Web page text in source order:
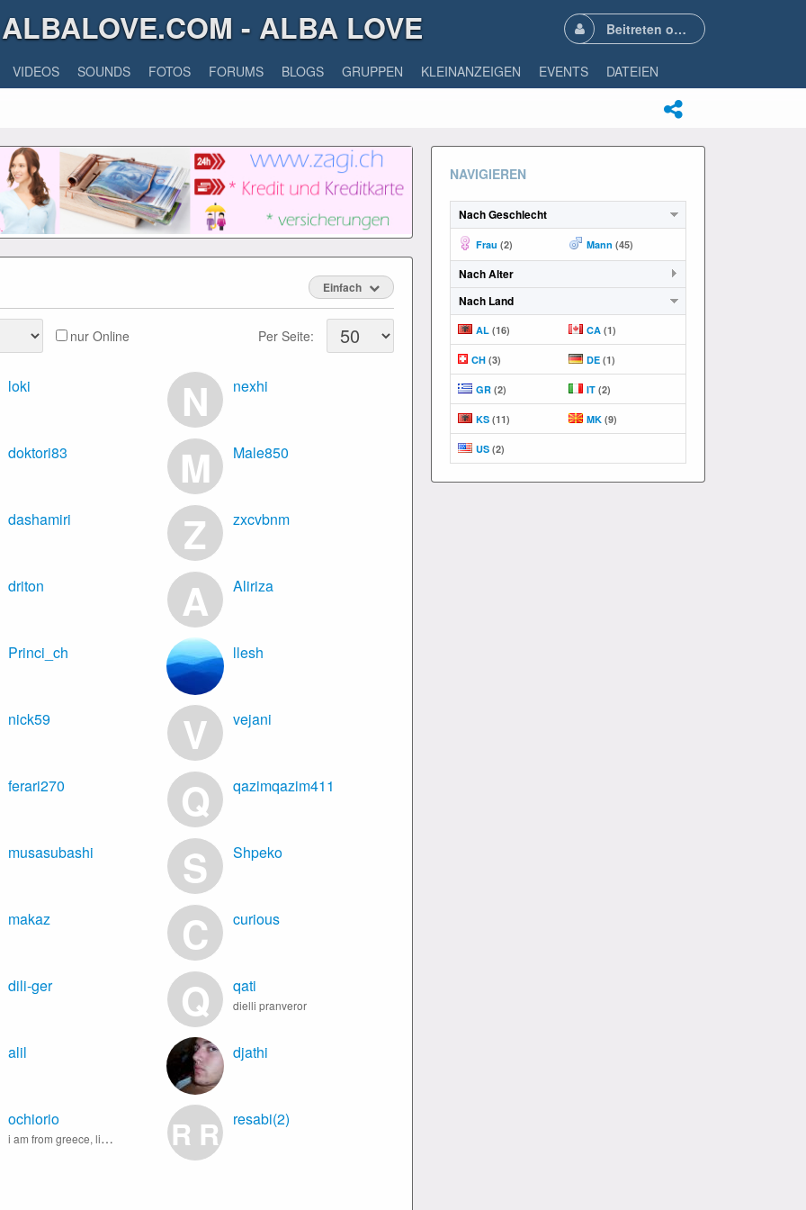
ALBALOVE.COM - ALBA LOVE Beitreten oder Anmelden
VIDEOS SOUNDS FOTOS FORUMS BLOGS GRUPPEN KLEINANZEIGEN EVENTS DATEIEN
Einfach
nur Online Per Seite:
loki N nexhi
doktori83 M Male850
dashamiri Z zxcvbnm
driton A Aliriza
Princi_ch llesh
nick59 V vejani
ferari270 Q qazimqazim411
musasubashi S Shpeko
makaz C curious
dili-ger Q qati
dielli pranveror
alil djathi
ochiorio
i am from greece, live in DURRES-ALBANIA, have a self bussines R R resabi(2)
NAVIGIEREN
Nach Geschlecht
Frau (2) Mann (45)
Nach Alter
Nach Land
AL (16) CA (1)
CH (3) DE (1)
GR (2) IT (2)
KS (11) MK (9)
US (2)